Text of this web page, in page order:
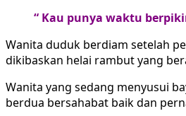
“ Kau punya waktu
Wanita duduk berdiam setelah
dikibaskan helai rambut yang
Wanita yang sedang menyusui
berdua bersahabat baik dan